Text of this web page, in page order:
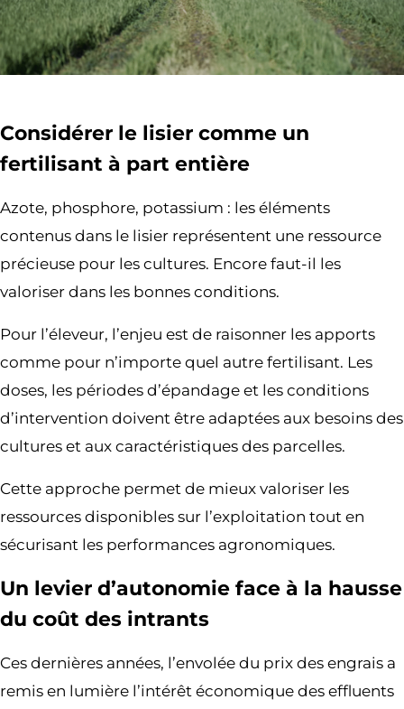
Considérer le lisier comme un
fertilisant à part entière
Azote, phosphore, potassium : les éléments
contenus dans le lisier représentent une ressource
précieuse pour les cultures. Encore faut-il les
valoriser dans les bonnes conditions.
Pour l’éleveur, l’enjeu est de raisonner les apports
comme pour n’importe quel autre fertilisant. Les
doses, les périodes d’épandage et les conditions
d’intervention doivent être adaptées aux besoins des
cultures et aux caractéristiques des parcelles.
Cette approche permet de mieux valoriser les
ressources disponibles sur l’exploitation tout en
sécurisant les performances agronomiques.
Un levier d’autonomie face à la hausse
du coût des intrants
Ces dernières années, l’envolée du prix des engrais a
remis en lumière l’intérêt économique des effluents